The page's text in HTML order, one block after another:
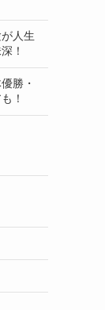
人生
！
勝・
！